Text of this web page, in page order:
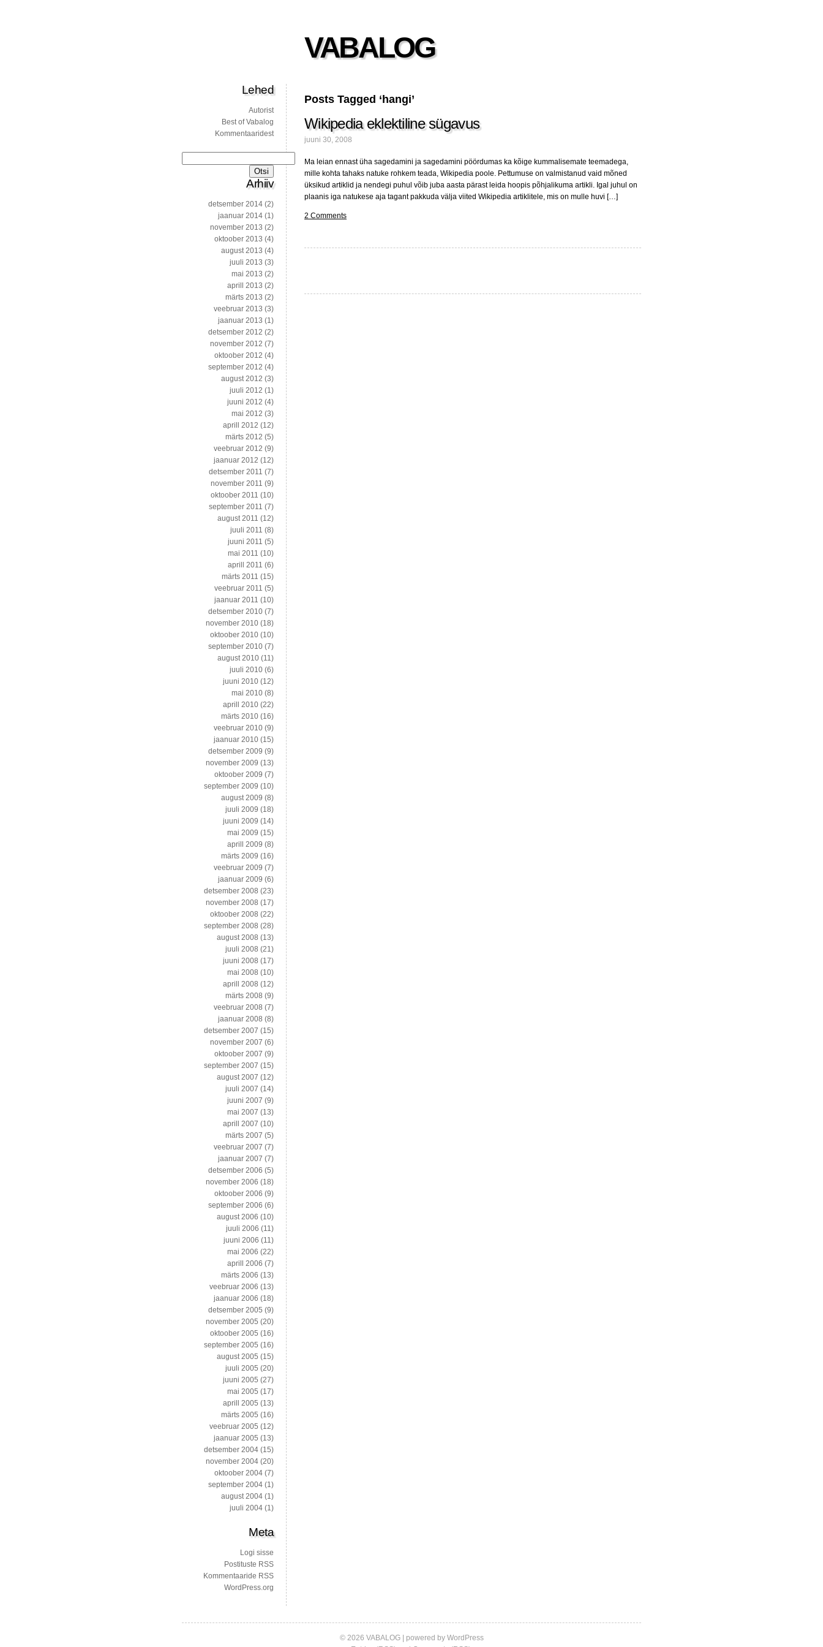
VABALOG
Posts Tagged ‘hangi’
Wikipedia eklektiline sügavus
juuni 30, 2008
Ma leian ennast üha sagedamini ja sagedamini pöördumas ka kõige kummalisemate teemadega,
mille kohta tahaks natuke rohkem teada, Wikipedia poole. Pettumuse on valmistanud vaid mõned
üksikud artiklid ja nendegi puhul võib juba aasta pärast leida hoopis põhjalikuma artikli. Igal juhul on
plaanis iga natukese aja tagant pakkuda välja viited Wikipedia artiklitele, mis on mulle huvi […]
2 Comments
Lehed
Autorist
Best of Vabalog
Kommentaaridest
Arhiiv
detsember 2014 (2)
jaanuar 2014 (1)
november 2013 (2)
oktoober 2013 (4)
august 2013 (4)
juuli 2013 (3)
mai 2013 (2)
aprill 2013 (2)
märts 2013 (2)
veebruar 2013 (3)
jaanuar 2013 (1)
detsember 2012 (2)
november 2012 (7)
oktoober 2012 (4)
september 2012 (4)
august 2012 (3)
juuli 2012 (1)
juuni 2012 (4)
mai 2012 (3)
aprill 2012 (12)
märts 2012 (5)
veebruar 2012 (9)
jaanuar 2012 (12)
detsember 2011 (7)
november 2011 (9)
oktoober 2011 (10)
september 2011 (7)
august 2011 (12)
juuli 2011 (8)
juuni 2011 (5)
mai 2011 (10)
aprill 2011 (6)
märts 2011 (15)
veebruar 2011 (5)
jaanuar 2011 (10)
detsember 2010 (7)
november 2010 (18)
oktoober 2010 (10)
september 2010 (7)
august 2010 (11)
juuli 2010 (6)
juuni 2010 (12)
mai 2010 (8)
aprill 2010 (22)
märts 2010 (16)
veebruar 2010 (9)
jaanuar 2010 (15)
detsember 2009 (9)
november 2009 (13)
oktoober 2009 (7)
september 2009 (10)
august 2009 (8)
juuli 2009 (18)
juuni 2009 (14)
mai 2009 (15)
aprill 2009 (8)
märts 2009 (16)
veebruar 2009 (7)
jaanuar 2009 (6)
detsember 2008 (23)
november 2008 (17)
oktoober 2008 (22)
september 2008 (28)
august 2008 (13)
juuli 2008 (21)
juuni 2008 (17)
mai 2008 (10)
aprill 2008 (12)
märts 2008 (9)
veebruar 2008 (7)
jaanuar 2008 (8)
detsember 2007 (15)
november 2007 (6)
oktoober 2007 (9)
september 2007 (15)
august 2007 (12)
juuli 2007 (14)
juuni 2007 (9)
mai 2007 (13)
aprill 2007 (10)
märts 2007 (5)
veebruar 2007 (7)
jaanuar 2007 (7)
detsember 2006 (5)
november 2006 (18)
oktoober 2006 (9)
september 2006 (6)
august 2006 (10)
juuli 2006 (11)
juuni 2006 (11)
mai 2006 (22)
aprill 2006 (7)
märts 2006 (13)
veebruar 2006 (13)
jaanuar 2006 (18)
detsember 2005 (9)
november 2005 (20)
oktoober 2005 (16)
september 2005 (16)
august 2005 (15)
juuli 2005 (20)
juuni 2005 (27)
mai 2005 (17)
aprill 2005 (13)
märts 2005 (16)
veebruar 2005 (12)
jaanuar 2005 (13)
detsember 2004 (15)
november 2004 (20)
oktoober 2004 (7)
september 2004 (1)
august 2004 (1)
juuli 2004 (1)
Meta
Logi sisse
Postituste RSS
Kommentaaride RSS
WordPress.org
© 2026 VABALOG | powered by WordPress